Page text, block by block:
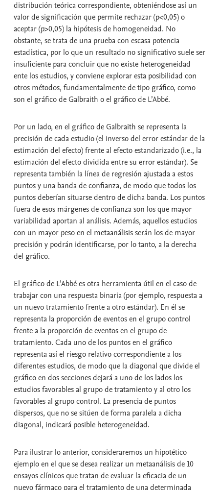
distribución teórica correspondiente, obteniéndose así un
valor de significación que permite rechazar (p<0,05) o
aceptar (p>0,05) la hipótesis de homogeneidad. No
obstante, se trata de una prueba con escasa potencia
estadística, por lo que un resultado no significativo suele ser
insuficiente para concluir que no existe heterogeneidad
ente los estudios, y conviene explorar esta posibilidad con
otros métodos, fundamentalmente de tipo gráfico, como
son el gráfico de Galbraith o el gráfico de L’Abbé.
Por un lado, en el gráfico de Galbraith se representa la
precisión de cada estudio (el inverso del error estándar de la
estimación del efecto) frente al efecto estandarizado (i.e., la
estimación del efecto dividida entre su error estándar). Se
representa también la línea de regresión ajustada a estos
puntos y una banda de confianza, de modo que todos los
puntos deberían situarse dentro de dicha banda. Los puntos
fuera de esos márgenes de confianza son los que mayor
variabilidad aportan al análisis. Además, aquellos estudios
con un mayor peso en el metaanálisis serán los de mayor
precisión y podrán identificarse, por lo tanto, a la derecha
del gráfico.
El gráfico de L’Abbé es otra herramienta útil en el caso de
trabajar con una respuesta binaria (por ejemplo, respuesta a
un nuevo tratamiento frente a otro estándar). En él se
representa la proporción de eventos en el grupo control
frente a la proporción de eventos en el grupo de
tratamiento. Cada uno de los puntos en el gráfico
representa así el riesgo relativo correspondiente a los
diferentes estudios, de modo que la diagonal que divide el
gráfico en dos secciones dejará a uno de los lados los
estudios favorables al grupo de tratamiento y al otro los
favorables al grupo control. La presencia de puntos
dispersos, que no se sitúen de forma paralela a dicha
diagonal, indicará posible heterogeneidad.
Para ilustrar lo anterior, consideraremos un hipotético
ejemplo en el que se desea realizar un metaanálisis de 10
ensayos clínicos que tratan de evaluar la eficacia de un
nuevo fármaco para el tratamiento de una determinada